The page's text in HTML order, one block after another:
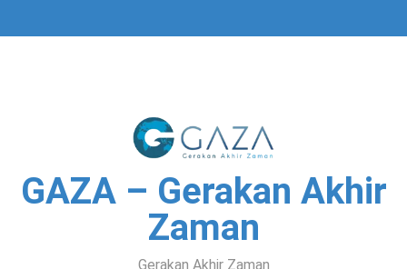
GAZA – Gerakan Akhir
Zaman
Gerakan Akhir Zaman